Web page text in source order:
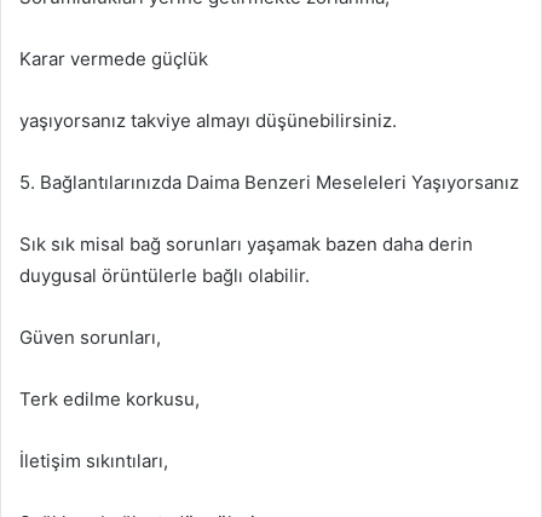
Karar vermede güçlük
yaşıyorsanız takviye almayı düşünebilirsiniz.
5. Bağlantılarınızda Daima Benzeri Meseleleri Yaşıyorsanız
Sık sık misal bağ sorunları yaşamak bazen daha derin
duygusal örüntülerle bağlı olabilir.
Güven sorunları,
Terk edilme korkusu,
İletişim sıkıntıları,